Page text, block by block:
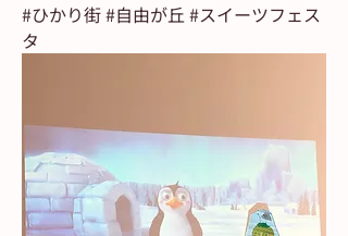
#ひかり街 #自由が丘 #スイーツフェス
タ